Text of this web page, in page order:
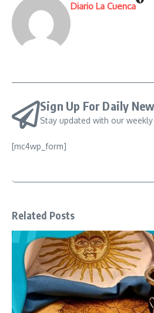
Diario La Cuenca
Sign Up For Daily
Stay updated with our
[mc4wp_form]
Related Posts